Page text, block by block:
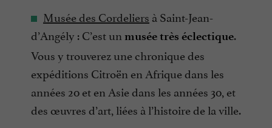
Musée des Cordeliers à Saint-Jean-
d’Angély : C’est un musée très éclectique.
Vous y trouverez une chronique des
expéditions Citroën en Afrique dans les
années 20 et en Asie dans les années 30, et
des œuvres d’art, liées à l’histoire de la ville.